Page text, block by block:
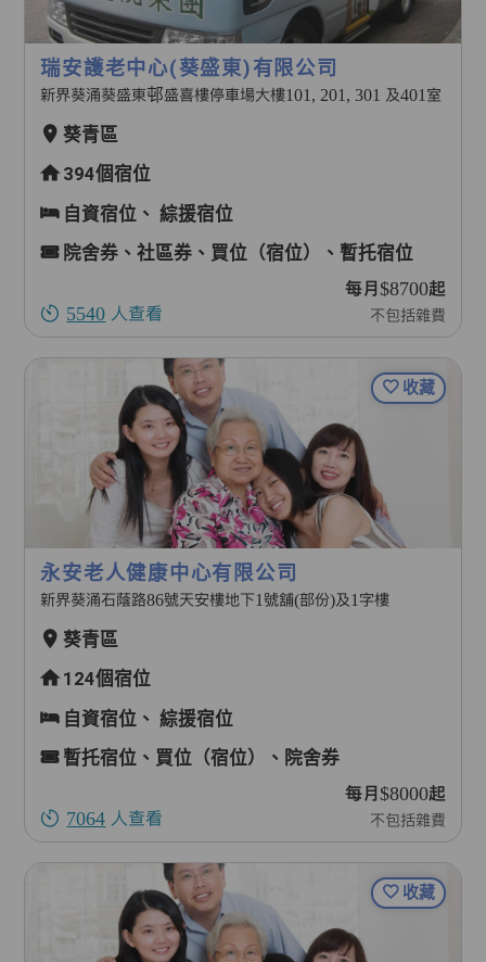
瑞安護老中心(葵盛東)有限公司
新界葵涌葵盛東邨盛喜樓停車場大樓101, 201, 301 及401室
葵青區
394個宿位
自資宿位、綜援宿位
院舍券、社區券、買位（宿位）、暫托宿位
5540 人查看
每月$8700起
不包括雜費
收藏
永安老人健康中心有限公司
新界葵涌石蔭路86號天安樓地下1號舖(部份)及1字樓
葵青區
124個宿位
自資宿位、綜援宿位
暫托宿位、買位（宿位）、院舍券
7064 人查看
每月$8000起
不包括雜費
收藏